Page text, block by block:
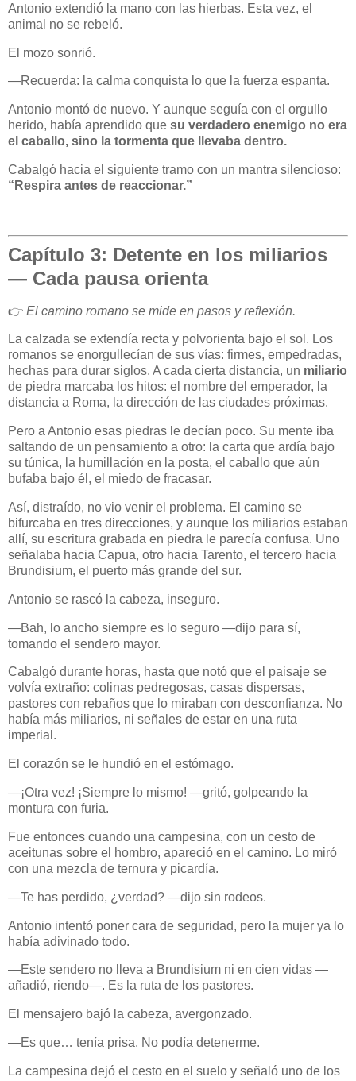
Antonio extendió la mano con las hierbas. Esta vez, el
animal no se rebeló.
El mozo sonrió.
—Recuerda: la calma conquista lo que la fuerza espanta.
Antonio montó de nuevo. Y aunque seguía con el orgullo
herido, había aprendido que su verdadero enemigo no era
el caballo, sino la tormenta que llevaba dentro.
Cabalgó hacia el siguiente tramo con un mantra silencioso:
“Respira antes de reaccionar.”
Capítulo 3: Detente en los miliarios
— Cada pausa orienta
👉 El camino romano se mide en pasos y reflexión.
La calzada se extendía recta y polvorienta bajo el sol. Los
romanos se enorgullecían de sus vías: firmes, empedradas,
hechas para durar siglos. A cada cierta distancia, un miliario
de piedra marcaba los hitos: el nombre del emperador, la
distancia a Roma, la dirección de las ciudades próximas.
Pero a Antonio esas piedras le decían poco. Su mente iba
saltando de un pensamiento a otro: la carta que ardía bajo
su túnica, la humillación en la posta, el caballo que aún
bufaba bajo él, el miedo de fracasar.
Así, distraído, no vio venir el problema. El camino se
bifurcaba en tres direcciones, y aunque los miliarios estaban
allí, su escritura grabada en piedra le parecía confusa. Uno
señalaba hacia Capua, otro hacia Tarento, el tercero hacia
Brundisium, el puerto más grande del sur.
Antonio se rascó la cabeza, inseguro.
—Bah, lo ancho siempre es lo seguro —dijo para sí,
tomando el sendero mayor.
Cabalgó durante horas, hasta que notó que el paisaje se
volvía extraño: colinas pedregosas, casas dispersas,
pastores con rebaños que lo miraban con desconfianza. No
había más miliarios, ni señales de estar en una ruta
imperial.
El corazón se le hundió en el estómago.
—¡Otra vez! ¡Siempre lo mismo! —gritó, golpeando la
montura con furia.
Fue entonces cuando una campesina, con un cesto de
aceitunas sobre el hombro, apareció en el camino. Lo miró
con una mezcla de ternura y picardía.
—Te has perdido, ¿verdad? —dijo sin rodeos.
Antonio intentó poner cara de seguridad, pero la mujer ya lo
había adivinado todo.
—Este sendero no lleva a Brundisium ni en cien vidas —
añadió, riendo—. Es la ruta de los pastores.
El mensajero bajó la cabeza, avergonzado.
—Es que… tenía prisa. No podía detenerme.
La campesina dejó el cesto en el suelo y señaló uno de los